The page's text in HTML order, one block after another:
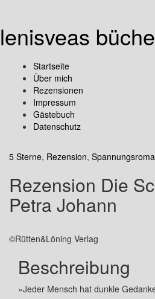
lenisveas
Startseite
Über mich
Rezensionen
Impressum
Gästebuch
Datenschutz
5 Sterne, Rezension,
Rezension Die
Petra Johann
©Rütten&Löning Verlag
Beschreibung
»Jeder Mensch hat dunkle